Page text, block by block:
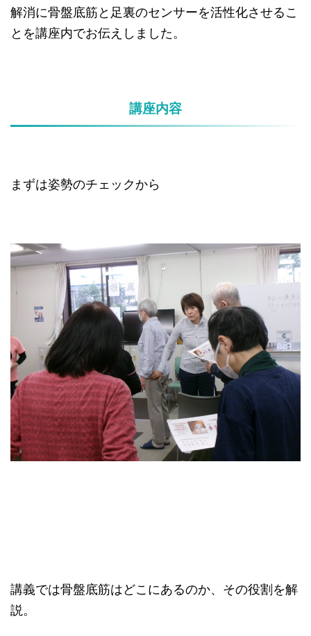
解消に骨盤底筋と足裏のセンサーを活性化させるこ
とを講座内でお伝えしました。
講座内容
まずは姿勢のチェックから
講義では骨盤底筋はどこにあるのか、その役割を解
説。